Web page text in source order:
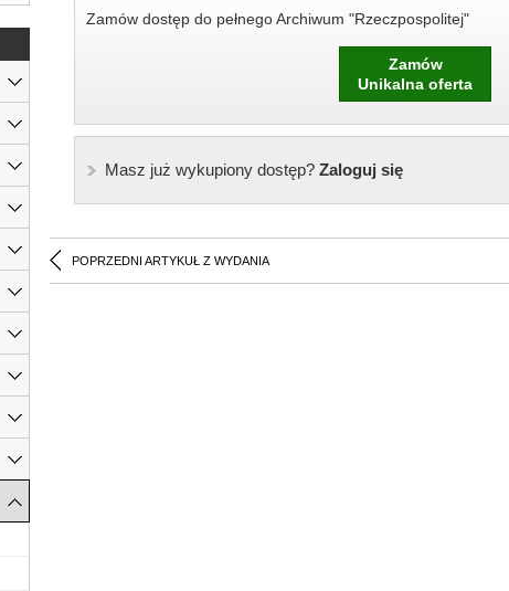
Zamów dostęp do pełnego Archiwum "Rzeczpospolitej"
Zamów
Unikalna oferta
Masz już wykupiony dostęp?Zaloguj się
POPRZEDNI ARTYKUŁ Z WYDANIA